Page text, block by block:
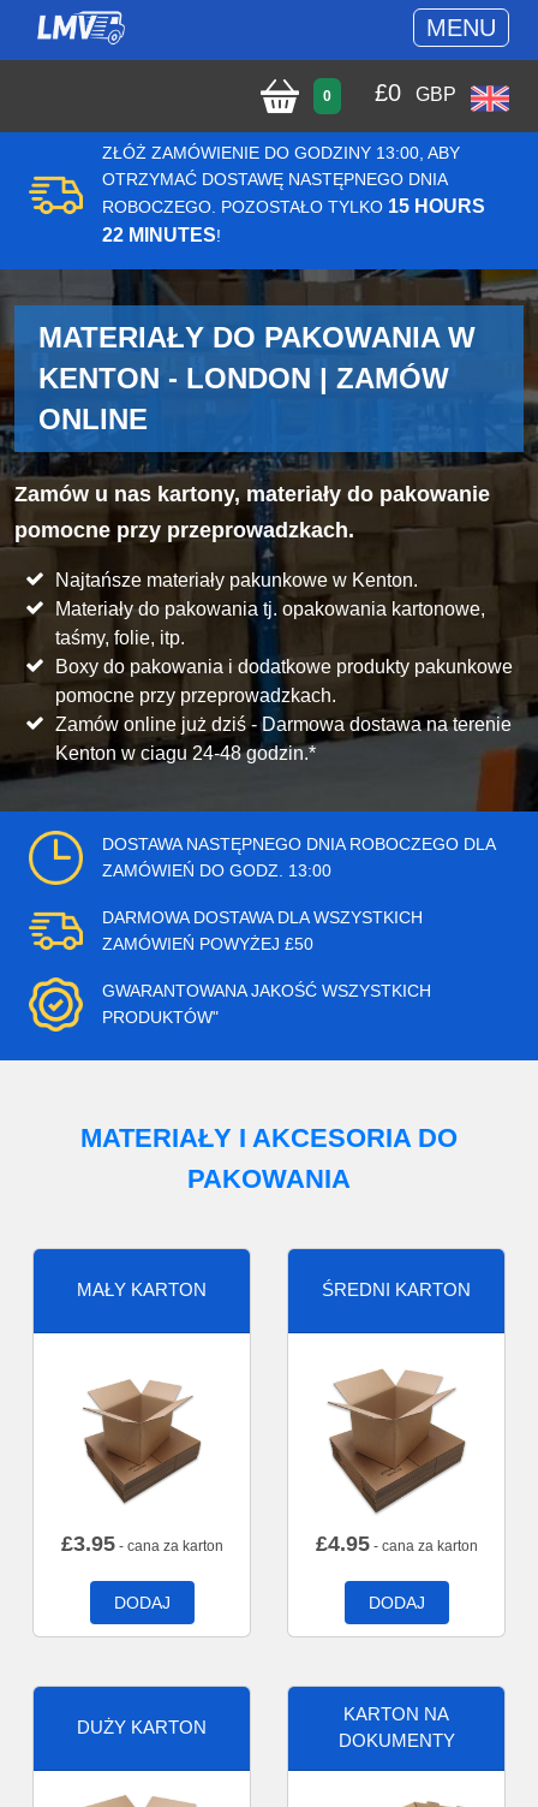
MENU
0 £0 GBP
ZŁÓŻ ZAMÓWIENIE DO GODZINY 13:00, ABY
OTRZYMAĆ DOSTAWĘ NASTĘPNEGO DNIA
ROBOCZEGO. POZOSTAŁO TYLKO 15 HOURS
22 MINUTES!
MATERIAŁY DO PAKOWANIA W
KENTON - LONDON | ZAMÓW
ONLINE
Zamów u nas kartony, materiały do pakowanie
pomocne przy przeprowadzkach.
Najtańsze materiały pakunkowe w Kenton.
Materiały do pakowania tj. opakowania kartonowe,
taśmy, folie, itp.
Boxy do pakowania i dodatkowe produkty pakunkowe
pomocne przy przeprowadzkach.
Zamów online już dziś - Darmowa dostawa na terenie
Kenton w ciagu 24-48 godzin.*
DOSTAWA NASTĘPNEGO DNIA ROBOCZEGO DLA
ZAMÓWIEŃ DO GODZ. 13:00
DARMOWA DOSTAWA DLA WSZYSTKICH
ZAMÓWIEŃ POWYŻEJ £50
GWARANTOWANA JAKOŚĆ WSZYSTKICH
PRODUKTÓW"
MATERIAŁY I AKCESORIA DO
PAKOWANIA
MAŁY KARTON
£3.95- cana za karton
DODAJ
ŚREDNI KARTON
£4.95- cana za karton
DODAJ
DUŻY KARTON
KARTON NA
DOKUMENTY